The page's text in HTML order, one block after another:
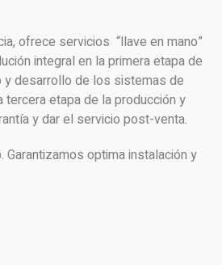
ofrece servicios “llave en mano”
integral en la primera etapa de
y desarrollo de los sistemas de
etapa de la producción y
y dar el servicio post-venta.
optima instalación y